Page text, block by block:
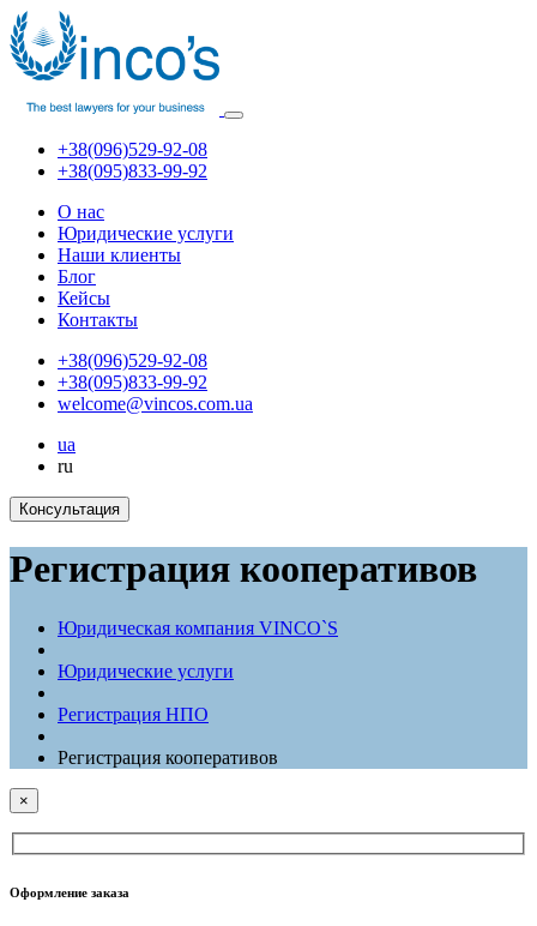
+38(096)529-92-08
+38(095)833-99-92
О нас
Юридические услуги
Наши клиенты
Блог
Кейсы
Контакты
+38(096)529-92-08
+38(095)833-99-92
welcome@vincos.com.ua
ua
ru
Консультация
Регистрация кооперативов
Юридическая компания VINCO`S
Юридические услуги
Регистрация НПО
Регистрация кооперативов
×
Оформление заказа